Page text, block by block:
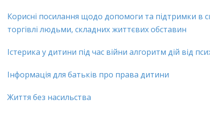
Корисні посилання щодо допомоги та підтримки в
торгівлі людьми, складних життєвих обставин
Істерика у дитини під час війни алгоритм дій від
Інформація для батьків про права дитини
Життя без насильства